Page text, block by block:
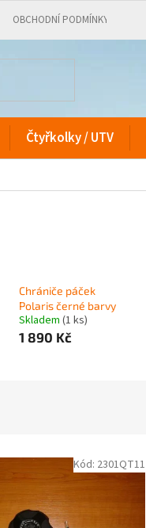
OBCHODNÍ PODMÍNKY
Čtyřkolky / UTV
Chrániče páček
Polaris černé barvy
Skladem (1 ks)
1 890 Kč
Kód: 2301QT11